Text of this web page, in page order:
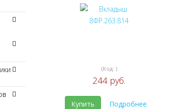
(Код: )
244 руб.
Купить Подробнее